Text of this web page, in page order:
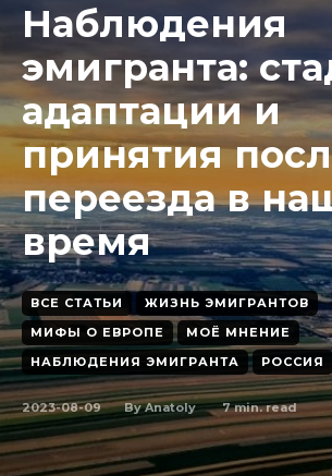
Наблюдения
эмигранта:
адаптации и
принятия
переезда в
время
ВСЕ СТАТЬИ
ЖИЗНЬ ЭМИГРАНТОВ
МИФЫ О ЕВРОПЕ
МОЁ МНЕНИЕ
НАБЛЮДЕНИЯ ЭМИГРАНТА
РОССИЯ
2023-08-09 By Anatoly 7min. read